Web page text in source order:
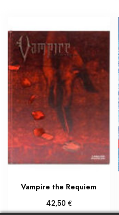
Vampire the Requiem
42,50 €